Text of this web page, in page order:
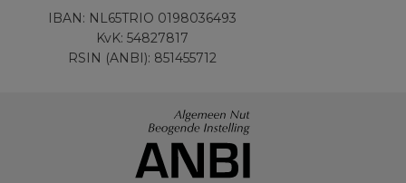
IBAN: NL65TRIO 0198036493
KvK: 54827817
RSIN (ANBI): 851455712